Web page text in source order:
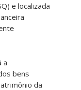
e localizada
a
bens
da